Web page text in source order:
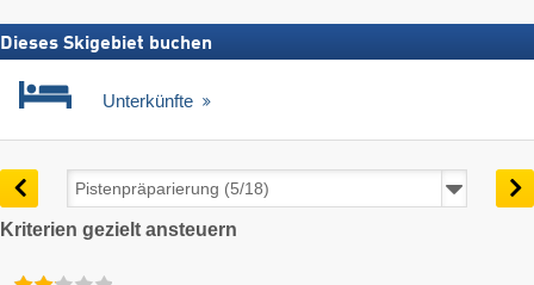
Dieses Skigebiet buchen
Unterkünfte
Kriterien gezielt ansteuern